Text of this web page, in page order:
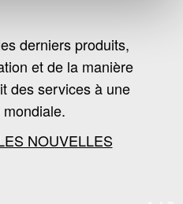
derniers produits,
et de la manière
des services à une
NOUVELLES